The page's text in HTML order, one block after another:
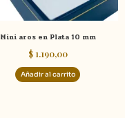
Mini aros en Plata 10 mm
$1.190,00
Añadir al carrito